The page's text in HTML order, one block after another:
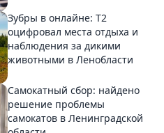
Зубры в онлайне: Т2
оцифровал места отдыха и
наблюдения за дикими
животными в Ленобласти
Самокатный сбор: найдено
решение проблемы
самокатов в Ленинградской